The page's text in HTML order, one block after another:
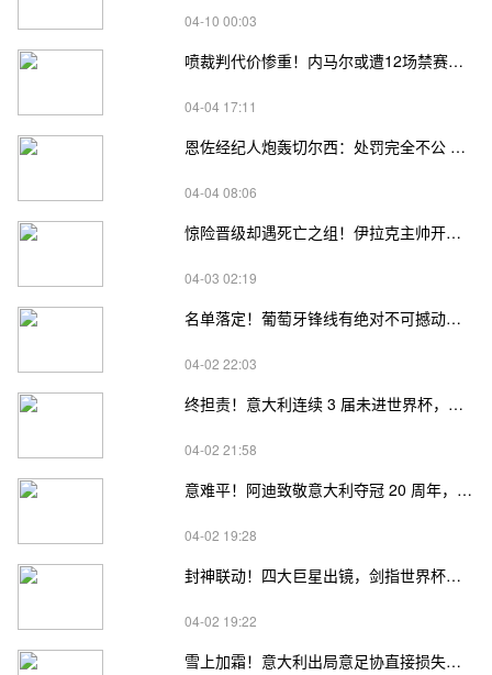
04-10 00:03
喷裁判代价惨重！内马尔或遭12场禁赛，职业生涯再遇重创
04-04 17:11
恩佐经纪人炮轰切尔西：处罚完全不公 世界杯后续约无果将寻新选择
04-04 08:06
惊险晋级却遇死亡之组！伊拉克主帅开玩笑：想向法国借球员
04-03 02:19
名单落定！葡萄牙锋线有绝对不可撼动的名字
04-02 22:03
终担责！意大利连续 3 届未进世界杯，足协主席格拉维纳正式引咎辞职
04-02 21:58
意难平！阿迪致敬意大利夺冠 20 周年，球队却再度折戟，球衣沦为遗憾
04-02 19:28
封神联动！四大巨星出镜，剑指世界杯冠军
04-02 19:22
雪上加霜！意大利出局意足协直接损失超5000万欧，还连累意甲